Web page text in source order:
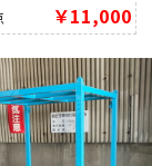
￥11,000